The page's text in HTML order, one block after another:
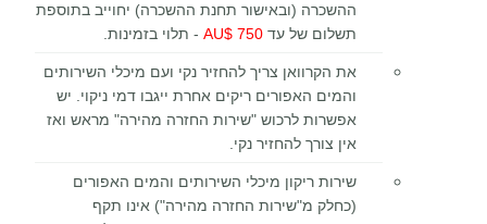
ההשכרה (ובאישור תחנת ההשכרה) יחוייב בתוספת
תשלום של עד 750 $AU - תלוי בזמינות.
את הקרוואן צריך להחזיר נקי ועם מיכלי השירותים
והמים האפורים ריקים אחרת ייגבו דמי ניקוי. יש
אפשרות לרכוש "שירות החזרה מהירה" מראש ואז
אין צורך להחזיר נקי.
שירות ריקון מיכלי השירותים והמים האפורים
(כחלק מ"שירות החזרה מהירה") אינו תקף